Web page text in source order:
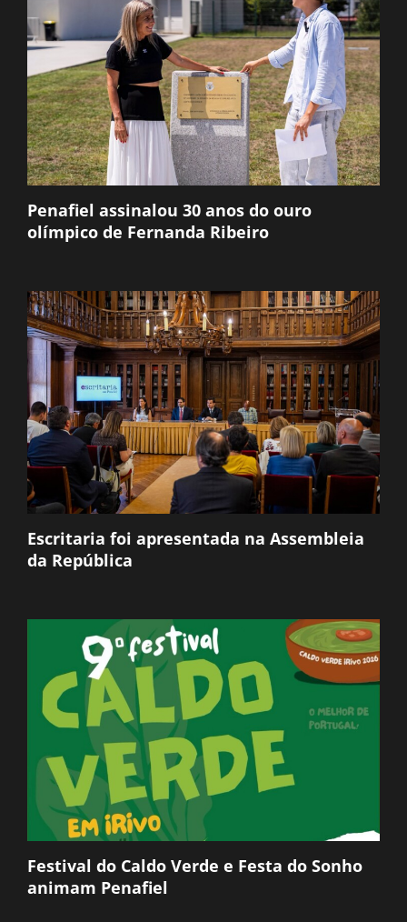
Penafiel assinalou 30 anos do ouro
olímpico de Fernanda Ribeiro
Escritaria foi apresentada na Assembleia
da República
Festival do Caldo Verde e Festa do Sonho
animam Penafiel